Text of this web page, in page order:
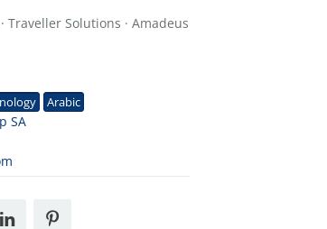
Traveller Solutions · Amadeus
Arabic
SA